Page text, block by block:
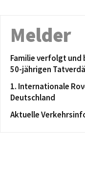
Melder
Familie verfolgt
50-jährigen
1. Internationale
Deutschland
Aktuelle